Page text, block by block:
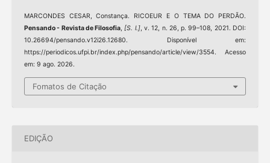
MARCONDES CESAR, Constança. RICOEUR E O TEMA DO PERDÃO.
Pensando - Revista de Filosofia,[S. l.], v. 12, n. 26, p. 99–108, 2021. DOI:
10.26694/pensando.v12i26.12680. Disponível em:
https://periodicos.ufpi.br/index.php/pensando/article/view/3554. Acesso
em: 9 ago. 2026.
Fomatos de Citação
EDIÇÃO